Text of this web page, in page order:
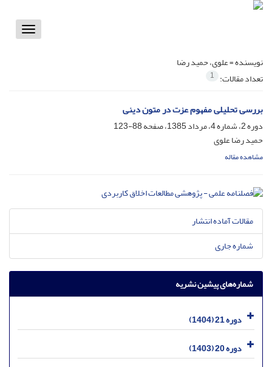
Toggle
نویسنده =علوی، حمید رضا
تعداد مقالات: 1
بررسی تحلیلی مفهوم عزت در متون دینی
دوره 2، شماره 4، مرداد 1385، صفحه
88-123
حمید رضا علوی
مشاهده مقاله
مقالات آماده انتشار
شماره جاری
شماره‌های پیشین نشریه
دوره 21 (1404)
دوره 20 (1403)